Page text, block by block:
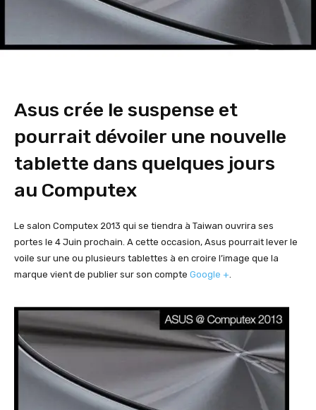
Asus crée le suspense et
pourrait dévoiler une nouvelle
tablette dans quelques jours
au Computex
Le salon Computex 2013 qui se tiendra à Taiwan ouvrira ses
portes le 4 Juin prochain. A cette occasion, Asus pourrait lever le
voile sur une ou plusieurs tablettes à en croire l’image que la
marque vient de publier sur son compte Google +.